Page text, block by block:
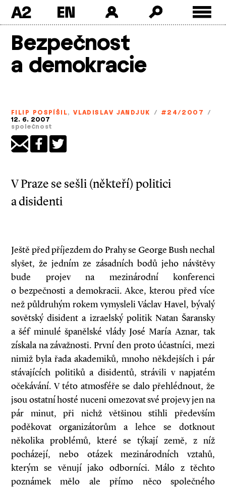
A2
Bezpečnost
a demokracie
FILIP POSPÍŠIL, VLADISLAV JANDJUK / #24/2007 /
12. 6. 2007
společnost
V Praze se sešli (někteří) politici
a disidenti
Ještě před příjezdem do Prahy se George Bush nechal
slyšet, že jedním ze zásadních bodů jeho návštěvy
bude projev na mezinárodní konferenci
o bezpečnosti a demokracii. Akce, kterou před více
než půldruhým rokem vymysleli Václav Havel, bývalý
sovětský disident a izraelský politik Natan Šaransky
a šéf minulé španělské vlády José María Aznar, tak
získala na závažnosti. První den proto účastníci, mezi
nimiž byla řada akademiků, mnoho někdejších i pár
stávajících politiků a disidentů, strávili v napjatém
očekávání. V této atmosféře se dalo přehlédnout, že
jsou ostatní hosté nuceni omezovat své projevy jen na
pár minut, při nichž většinou stihli především
poděkovat organizátorům a lehce se dotknout
několika problémů, které se týkají země, z níž
pocházejí, nebo otázek mezinárodních vztahů,
kterým se věnují jako odborníci. Málo z těchto
poznámek mělo ale přímo něco společného